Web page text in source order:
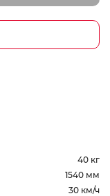
40 кг
1540 мм
30 км/ч